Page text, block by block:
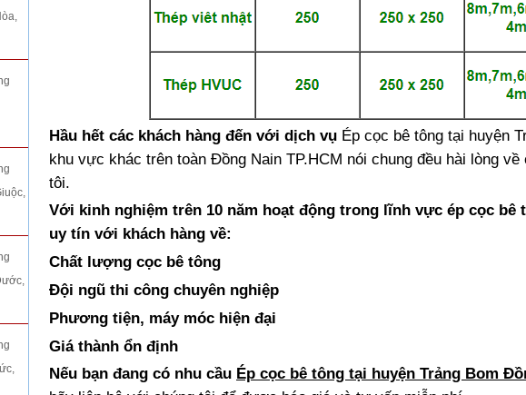
Hầu hết các khách hàng đến với dịch vụ Ép cọc bê tông tại huyện
khu vực khác trên toàn Đồng Nain TP.HCM nói chung đều hài lòng
tôi.
Với kinh nghiệm trên 10 năm hoạt động trong lĩnh vực ép cọc bê
uy tín với khách hàng về:
Chất lượng cọc bê tông
Đội ngũ thi công chuyên nghiệp
Phương tiện, máy móc hiện đại
Giá thành ổn định
Nếu bạn đang có nhu cầu Ép cọc bê tông tại huyện Trảng Bom